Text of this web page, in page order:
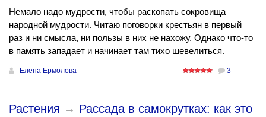
Немало надо мудрости, чтобы раскопать сокровища
народной мудрости. Читаю поговорки крестьян в первый
раз и ни смысла, ни пользы в них не нахожу. Однако что-то
в память западает и начинает там тихо шевелиться.
Елена Ермолова 3
Растения → Рассада в самокрутках: как это